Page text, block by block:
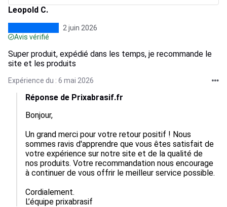
Leopold C.
2 juin 2026
Avis vérifié
Super produit, expédié dans les temps, je recommande le
site et les produits
Expérience du : 6 mai 2026
Réponse de Prixabrasif.fr
Bonjour,
Un grand merci pour votre retour positif ! Nous
sommes ravis d'apprendre que vous êtes satisfait de
votre expérience sur notre site et de la qualité de
nos produits. Votre recommandation nous encourage
à continuer de vous offrir le meilleur service possible.
Cordialement.
L’équipe prixabrasif